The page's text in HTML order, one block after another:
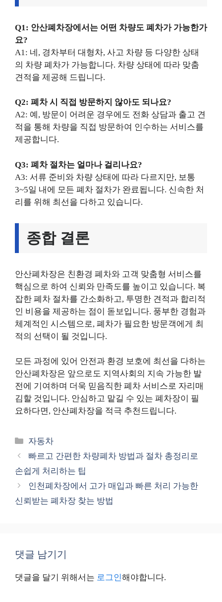
Q1: 안산폐차장에서는 어떤 차량도 폐차가 가능한가
요?
A1: 네, 경차부터 대형차, 사고 차량 등 다양한 상태
의 차량 폐차가 가능합니다. 차량 상태에 따라 맞춤
견적을 제공해 드립니다.
Q2: 폐차 시 직접 방문하지 않아도 되나요?
A2: 예, 방문이 어려운 경우에도 전화 상담과 출고 견
적을 통해 차량을 직접 방문하여 인수하는 서비스를
제공합니다.
Q3: 폐차 절차는 얼마나 걸리나요?
A3: 서류 준비와 차량 상태에 따라 다르지만, 보통
3~5일 내에 모든 폐차 절차가 완료됩니다. 신속한 처
리를 위해 최선을 다하고 있습니다.
종합 결론
안산폐차장은 친환경 폐차와 고객 맞춤형 서비스를
핵심으로 하여 신뢰와 만족도를 높이고 있습니다. 복
잡한 폐차 절차를 간소화하고, 투명한 견적과 합리적
인 비용을 제공하는 점이 돋보입니다. 풍부한 경험과
체계적인 시스템으로, 폐차가 필요한 방문객에게 최
적의 선택이 될 것입니다.
모든 과정에 있어 안전과 환경 보호에 최선을 다하는
안산폐차장은 앞으로도 지역사회의 지속 가능한 발
전에 기여하며 더욱 믿음직한 폐차 서비스로 자리매
김할 것입니다. 안심하고 맡길 수 있는 폐차장이 필
요하다면, 안산폐차장을 적극 추천드립니다.
카
테
리
자동차
빠르고 간편한 차량폐차 방법과 절차 총정리로
손쉽게 처리하는 팁
인천폐차장에서 고가 매입과 빠른 처리 가능한
신뢰받는 폐차장 찾는 방법
댓글 남기기
댓글을 달기 위해서는 로그인해야합니다.